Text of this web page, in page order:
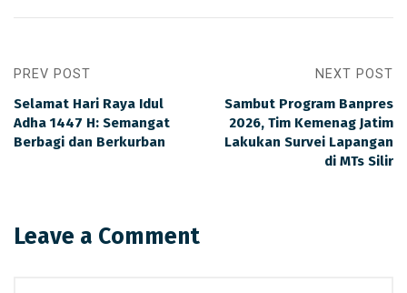
PREV POST
Selamat Hari Raya Idul
Adha 1447 H: Semangat
Berbagi dan Berkurban
NEXT POST
Sambut Program Banpres
2026, Tim Kemenag Jatim
Lakukan Survei Lapangan
di MTs Silir
Leave a Comment